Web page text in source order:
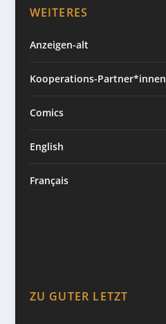
WEITERES
Anzeigen-alt
Kooperations-Partner*innen
Comics
English
Français
ZU GUTER LETZT